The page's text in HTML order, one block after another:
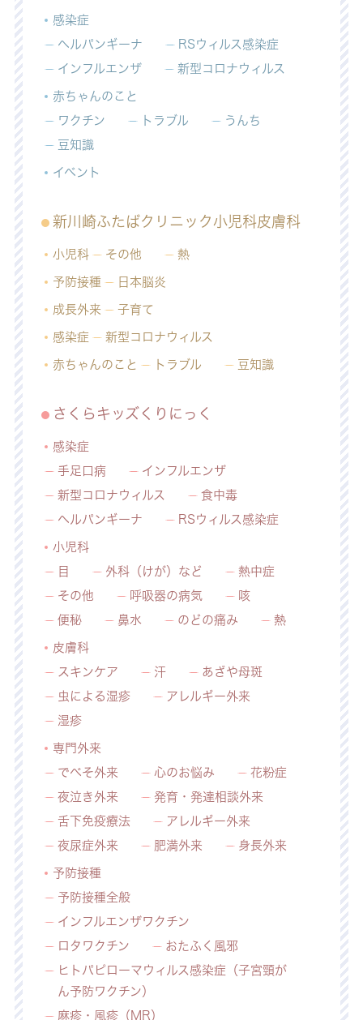
感染症
ヘルパンギーナ
RSウィルス感染症
インフルエンザ
新型コロナウィルス
赤ちゃんのこと
ワクチン
トラブル
うんち
豆知識
イベント
新川崎ふたばクリニック小児科皮膚科
小児科 その他 熱
予防接種 日本脳炎
成長外来 子育て
感染症 新型コロナウィルス
赤ちゃんのこと トラブル 豆知識
さくらキッズくりにっく
感染症
手足口病
インフルエンザ
新型コロナウィルス
食中毒
ヘルパンギーナ
RSウィルス感染症
小児科
目
外科（けが）など
熱中症
その他
呼吸器の病気
咳
便秘
鼻水 のどの痛み 熱
皮膚科
スキンケア
汗
あざや母斑
虫による湿疹
アレルギー外来
湿疹
専門外来
でべそ外来
心のお悩み
花粉症
夜泣き外来
発育・発達相談外来
舌下免疫療法
アレルギー外来
夜尿症外来
肥満外来 身長外来
予防接種
予防接種全般
インフルエンザワクチン
ロタワクチン
おたふく風邪
ヒトパピローマウィルス感染症（子宮頸が
ん予防ワクチン）
麻疹・風疹（MR）